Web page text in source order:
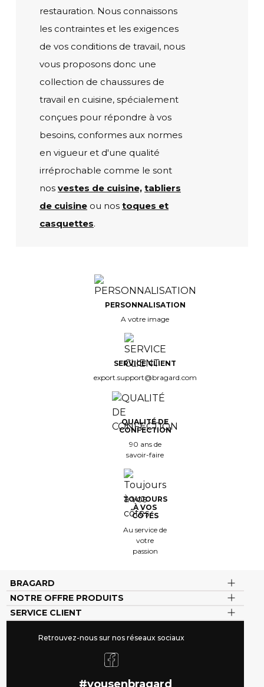
restauration. Nous connaissons
les contraintes et les exigences
de vos conditions de travail, nous
vous proposons donc une
collection de chaussures de
travail en cuisine, spécialement
conçues pour répondre à vos
besoins, conformes aux normes
en vigueur et d'une qualité
irréprochable comme le sont
nos vestes de cuisine, tabliers
de cuisine ou nos toques et
casquettes.
PERSONNALISATION
A votre image
SERVICE CLIENT
export.support@bragard.com
QUALITÉ DE
CONFECTION
90 ans de
savoir-faire
TOUJOURS
À VOS
CÔTÉS
Au service de
votre
passion
BRAGARD
NOTRE OFFRE PRODUITS
SERVICE CLIENT
Retrouvez-nous sur nos réseaux sociaux
#vousenbragard